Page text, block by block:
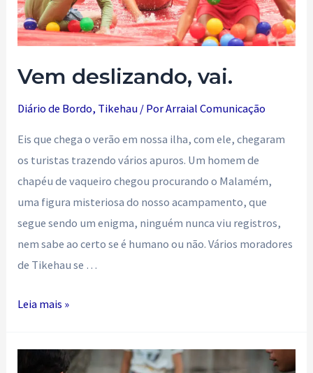
Vem deslizando, vai.
Diário de Bordo, Tikehau / PorArraial Comunicação
Eis que chega o verão em nossa ilha, com ele, chegaram
os turistas trazendo vários apuros. Um homem de
chapéu de vaqueiro chegou procurando o Malamém,
uma figura misteriosa do nosso acampamento, que
segue sendo um enigma, ninguém nunca viu registros,
nem sabe ao certo se é humano ou não. Vários moradores
de Tikehau se …
Vem
Leia mais »